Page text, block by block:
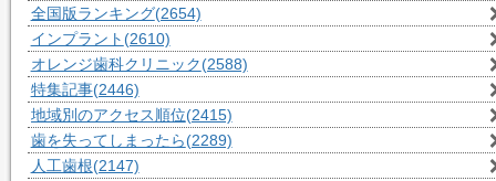
全国版ランキング(2654)
インプラント (2610)
オレンジ歯科クリニック(2588)
特集記事(2446)
地域別のアクセス順位(2415)
歯を失ってしまったら(2289)
人工歯根(2147)